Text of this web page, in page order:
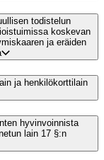
todistelun
koskevan
ja eräiden
ja henkilökorttilain
hyvinvoinnista
lain 17 §:n